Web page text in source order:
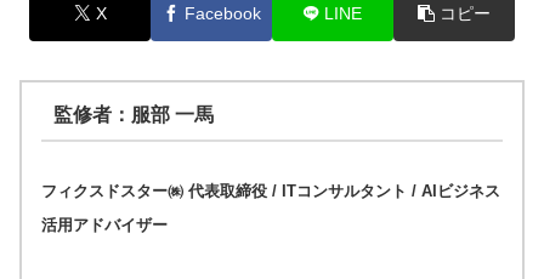
X Facebook LINE コピー
監修者：服部 一馬
フィクスドスター㈱ 代表取締役 / ITコンサルタント / AIビジネス
活用アドバイザー